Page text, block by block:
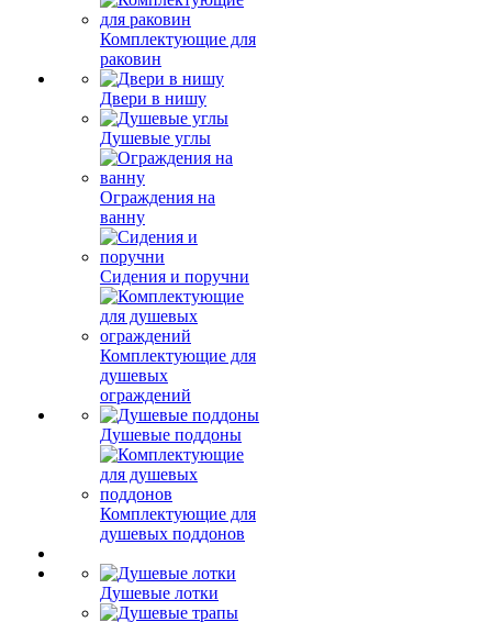
Комплектующие для
раковин
Двери в нишу
Душевые углы
Ограждения на
ванну
Сидения и поручни
Комплектующие для
душевых
ограждений
Душевые поддоны
Комплектующие для
душевых поддонов
Душевые лотки